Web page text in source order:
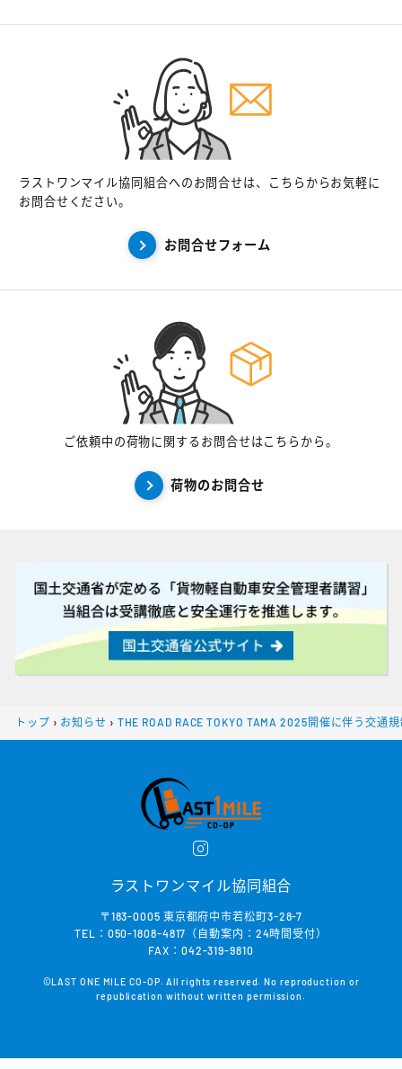
ラストワンマイル協同組合へのお問合せは、こちらからお気軽に
お問合せください。
お問合せフォーム
ご依頼中の荷物に関するお問合せはこちらから。
荷物のお問合せ
トップ › お知らせ › THE ROAD RACE TOKYO TAMA 2025開催に伴う交通
ラストワンマイル協同組合
〒183-0005 東京都府中市若松町3-28-7
TEL：050-1808-4817（自動案内：24時間受付）
FAX：042-319-9810
©LAST ONE MILE CO-OP. All rights reserved. No reproduction or
republication without written permission.